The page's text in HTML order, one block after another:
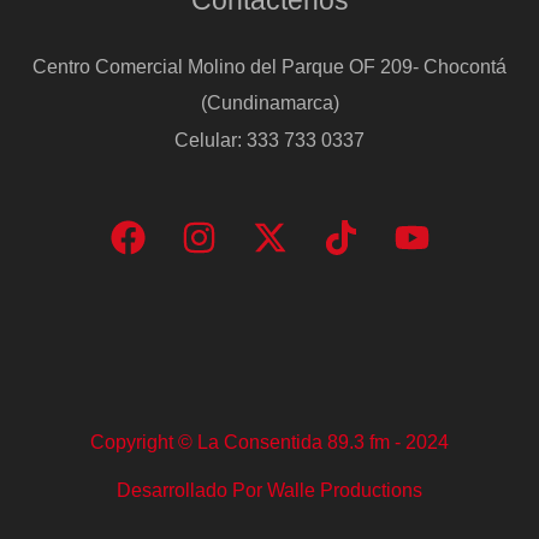
Centro Comercial Molino del Parque OF 209- Chocontá
(Cundinamarca)
Celular: 333 733 0337
Copyright © La Consentida 89.3 fm - 2024
Desarrollado Por Walle Productions